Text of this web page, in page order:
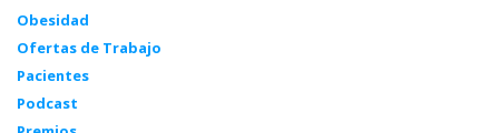
Obesidad
Ofertas de Trabajo
Pacientes
Podcast